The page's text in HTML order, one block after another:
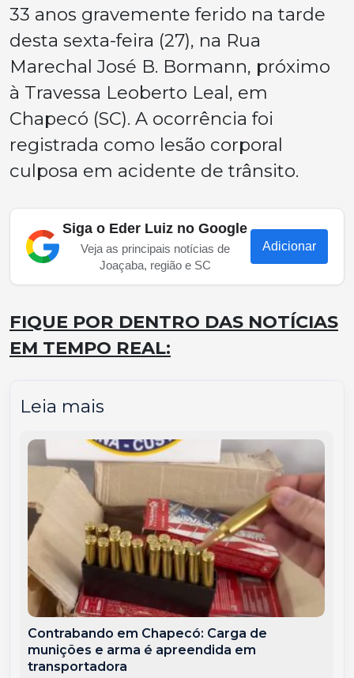
33 anos gravemente ferido na tarde
desta sexta-feira (27), na Rua
Marechal José B. Bormann, próximo
à Travessa Leoberto Leal, em
Chapecó (SC). A ocorrência foi
registrada como lesão corporal
culposa em acidente de trânsito.
Siga o Eder Luiz no Google
Veja as principais notícias de
Joaçaba, região e SC
Adicionar
FIQUE POR DENTRO DAS NOTÍCIAS
EM TEMPO REAL:
Leia mais
Contrabando em Chapecó: Carga de
munições e arma é apreendida em
transportadora